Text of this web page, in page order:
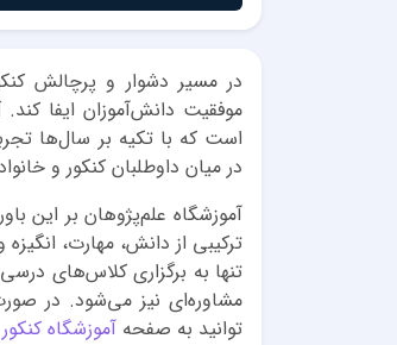
در مسیر دشوار و پرچالش
موفقیت دانش‌آموزان ایفا کند.
است که با تکیه بر سال‌ها
در میان داوطلبان کنکور و
آموزشگاه علم‌پژوهان بر این
ترکیبی از دانش، مهارت،
تنها به برگزاری کلاس‌های
مشاوره‌ای نیز می‌شود. در
توانید به صفحه آموزشگاه